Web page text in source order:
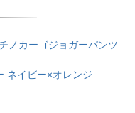
ノカーゴジョガーパンツ
ネイビー×オレンジ